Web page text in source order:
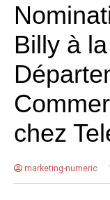
Billy à
chez
marketing-numeric